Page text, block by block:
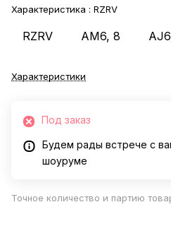
Характеристика : RZRV
RZRV AM6, 8
Характеристики
Под заказ
Будем рады встрече с
шоуруме
Точное количество и партию